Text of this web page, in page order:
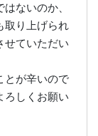
ないのか、
取り上げられ
せていただい
とが辛いので
ろしくお願い